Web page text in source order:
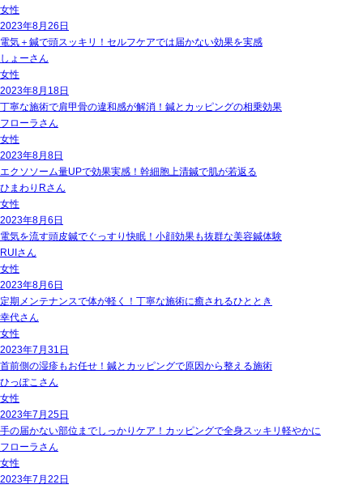
女性
2023年8月26日
電気＋鍼で頭スッキリ！セルフケアでは届かない効果を実感
しょーさん
女性
2023年8月18日
丁寧な施術で肩甲骨の違和感が解消！鍼とカッピングの相乗効果
フローラ さん
女性
2023年8月8日
エクソソーム量UPで効果実感！幹細胞上清鍼で肌が若返る
ひまわりRさん
女性
2023年8月6日
電気を流す頭皮鍼でぐっすり快眠！小顔効果も抜群な美容鍼体験
RUI さん
女性
2023年8月6日
定期メンテナンスで体が軽く！丁寧な施術に癒されるひととき
幸代さん
女性
2023年7月31日
首前側の湿疹もお任せ！鍼とカッピングで原因から整える施術
ひっぽこ さん
女性
2023年7月25日
手の届かない部位までしっかりケア！カッピングで全身スッキリ軽やかに
フローラ さん
女性
2023年7月22日